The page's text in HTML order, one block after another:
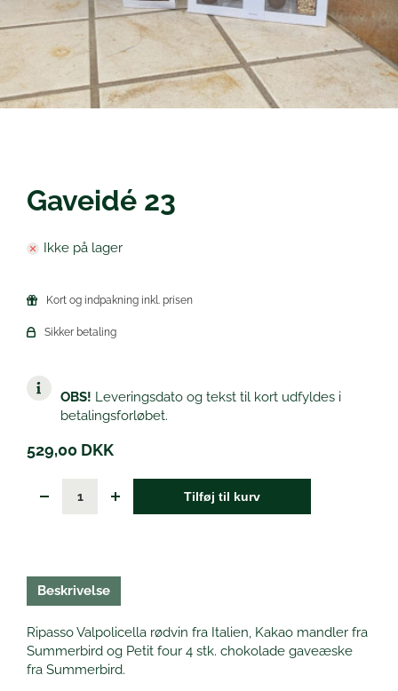
Vin
Øl
Gaveidé 23
Ikke på lager
Kort og indpakning inkl. prisen
Sikker betaling
OBS! Leveringsdato og tekst til kort udfyldes i
betalingsforløbet.
529,00 DKK
Tilføj til kurv
Beskrivelse
Ripasso Valpolicella rødvin fra Italien, Kakao mandler fra
Summerbird og Petit four 4 stk. chokolade gaveæske
fra Summerbird.